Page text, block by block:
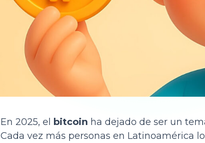
En 2025, el bitcoin ha dejado de ser un
Cada vez más personas en Latinoamérica